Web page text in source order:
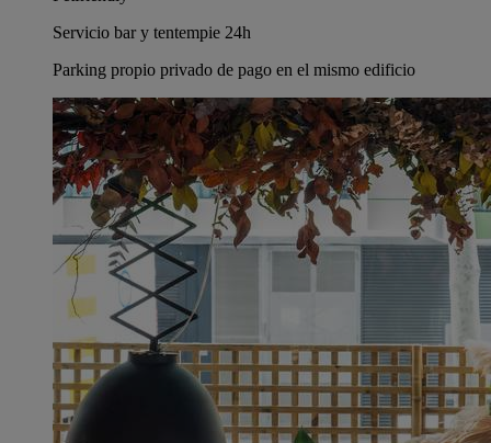
Servicio bar y tentempie 24h
Parking propio privado de pago en el mismo edificio